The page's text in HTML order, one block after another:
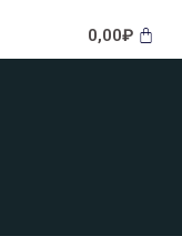
0,00₽